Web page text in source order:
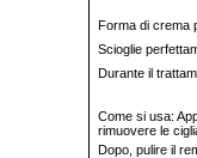
Forma di crema
Scioglie
Durante il
Come si usa:
rimuovere le
Dopo, pulire il